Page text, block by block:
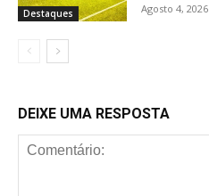
Destaques Agosto 4, 2026
DEIXE UMA RESPOSTA